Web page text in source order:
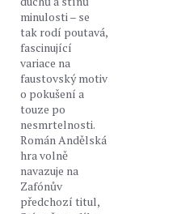
minulosti – se
tak rodí poutavá,
fascinující
variace na
faustovský motiv
o pokušení a
touze po
nesmrtelnosti.
Román Andělská
hra volně
navazuje na
Zafónův
předchozí titul,